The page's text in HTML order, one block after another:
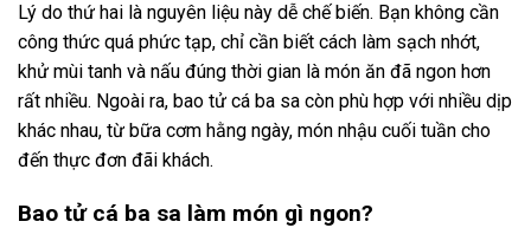
Lý do thứ hai là nguyên liệu này dễ chế biến. Bạn không cần
công thức quá phức tạp, chỉ cần biết cách làm sạch nhớt,
khử mùi tanh và nấu đúng thời gian là món ăn đã ngon hơn
rất nhiều. Ngoài ra, bao tử cá ba sa còn phù hợp với nhiều dịp
khác nhau, từ bữa cơm hằng ngày, món nhậu cuối tuần cho
đến thực đơn đãi khách.
Bao tử cá ba sa làm món gì ngon?